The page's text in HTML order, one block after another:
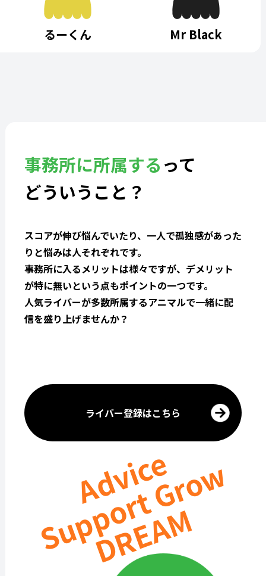
るーくん Mr Black
事務所に所属するって
どういうこと？
スコアが伸び悩んでいたり、一人で孤独感があった
りと悩みは人それぞれです。
事務所に入るメリットは様々ですが、デメリット
が特に無いという点もポイントの一つです。
人気ライバーが多数所属するアニマルで一緒に配
信を盛り上げませんか？
ライバー登録はこちら
Advice
Support Grow
DREAM